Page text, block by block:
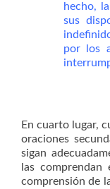
hecho,
sus
por los
En cuarto lugar,
oraciones
sigan
las
comprensión de